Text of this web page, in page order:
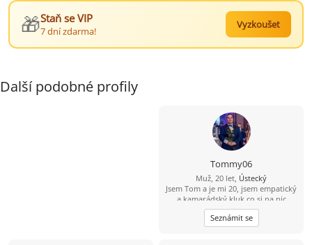
🎁Staň se VIP
7 dní zdarma!
Vyzkoušet
Další podobné profily
Tommy06
Muž, 20 let, Ústecký
Jsem Tom a je mi 20, jsem empatický
a kamarádský kluk co si na nic
nehraje a občas trochu emotivní
????????, jsem silnější postavy a mám
delší hnědé vlasy a modré oči, rád
Seznámit se